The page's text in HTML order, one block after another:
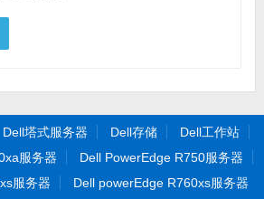
Dell塔式服务器 Dell存储
Dell工作站
服务器
Dell PowerEdge R750服务器
服务器
Dell powerEdge R760xs服务器